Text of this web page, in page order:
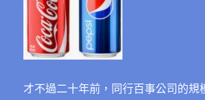
才不過二十年前，同行百事公司的規